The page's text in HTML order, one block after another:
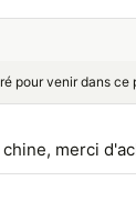
pour venir dans ce
merci